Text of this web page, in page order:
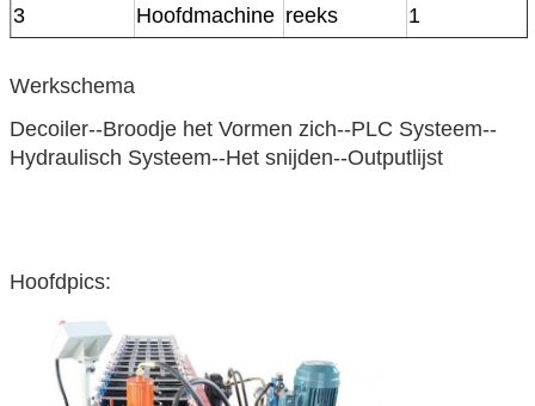
3
Hoofdmachine reeks 1
PLC
controledoos
reeks
Werkschema
Decoiler--Broodje het Vormen zich--PLC Systeem--
Hydraulisch Systeem--Het snijden--Outputlijst
Hoofdpics: